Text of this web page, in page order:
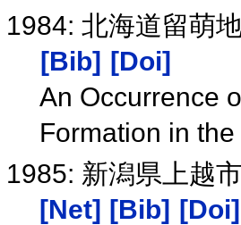
1984: 北海道留萌
[Bib] [Doi]
An Occurrence
Formation in
1985: 新潟県上越
[Net] [Bib] [Doi]